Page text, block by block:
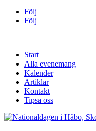
Följ
Följ
Start
Alla evenemang
Kalender
Artiklar
Kontakt
Tipsa oss